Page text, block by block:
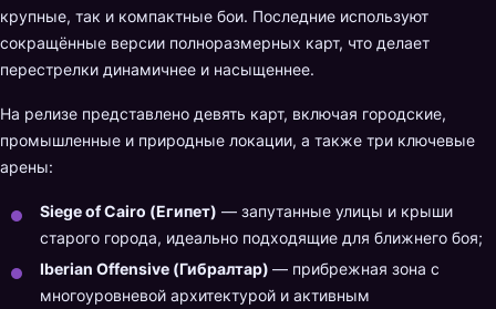
крупные, так и компактные бои. Последние используют
сокращённые версии полноразмерных карт, что делает
перестрелки динамичнее и насыщеннее.
На релизе представлено девять карт, включая городские,
промышленные и природные локации, а также три ключевые
арены:
Siege of Cairo (Египет) — запутанные улицы и крыши
старого города, идеально подходящие для ближнего боя;
Iberian Offensive (Гибралтар) — прибрежная зона с
многоуровневой архитектурой и активным